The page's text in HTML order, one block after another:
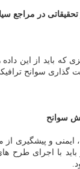
تحقیقاتی در مراجع
كه باید از این
گذاری سوانح
سوانح
ایمنی و پیشگیری
باید با اجرای طرح